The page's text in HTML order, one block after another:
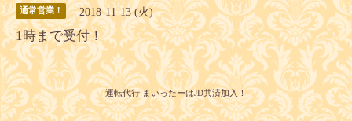
通常営業！ 2018-11-13 (火)
1時まで受付！
運転代行 まいったーはJD共済加入！